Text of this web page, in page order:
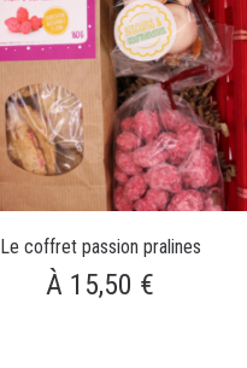
Le coffret passion pralines
À 15,50 €